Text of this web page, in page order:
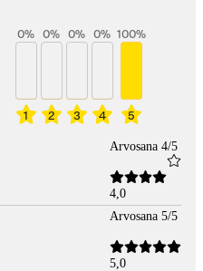
1
0%
2
0%
3
0%
4
0%
5
100%
Arvosana 4/5
4,0
Arvosana 5/5
5,0